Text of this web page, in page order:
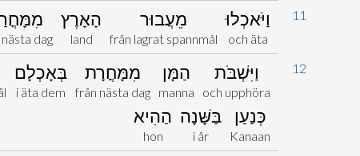
11
וַיֹּאכְלוּ
och äta
מֵעֲבוּר
från lagrat spannmål
הָאָרֶץ
land
dag
12
וַיִּשְׁבֹּת
och upphöra
הַמָּן
manna
מִמָּחֳרָת
från nästa dag
בְּאָכְלָם
i äta dem
כְּנַעַן
Kanaan
בַּשָּׁנָה
i år
הַהִיא
hon